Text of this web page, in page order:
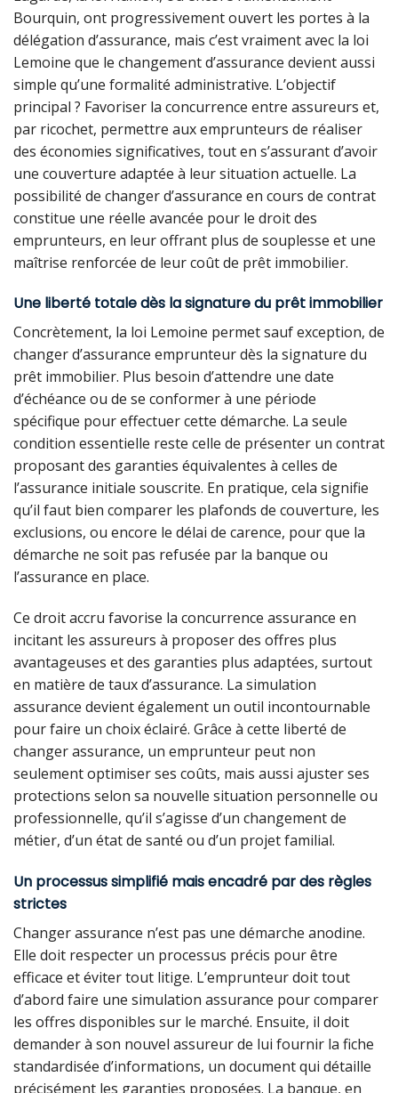
Bourquin, ont progressivement ouvert les portes à la
délégation d’assurance, mais c’est vraiment avec la loi
Lemoine que le changement d’assurance devient aussi
simple qu’une formalité administrative. L’objectif
principal ? Favoriser la concurrence entre assureurs et,
par ricochet, permettre aux emprunteurs de réaliser
des économies significatives, tout en s’assurant d’avoir
une couverture adaptée à leur situation actuelle. La
possibilité de changer d’assurance en cours de contrat
constitue une réelle avancée pour le droit des
emprunteurs, en leur offrant plus de souplesse et une
maîtrise renforcée de leur coût de prêt immobilier.
Une liberté totale dès la signature du prêt immobilier
Concrètement, la loi Lemoine permet sauf exception, de
changer d’assurance emprunteur dès la signature du
prêt immobilier. Plus besoin d’attendre une date
d’échéance ou de se conformer à une période
spécifique pour effectuer cette démarche. La seule
condition essentielle reste celle de présenter un contrat
proposant des garanties équivalentes à celles de
l’assurance initiale souscrite. En pratique, cela signifie
qu’il faut bien comparer les plafonds de couverture, les
exclusions, ou encore le délai de carence, pour que la
démarche ne soit pas refusée par la banque ou
l’assurance en place.
Ce droit accru favorise la concurrence assurance en
incitant les assureurs à proposer des offres plus
avantageuses et des garanties plus adaptées, surtout
en matière de taux d’assurance. La simulation
assurance devient également un outil incontournable
pour faire un choix éclairé. Grâce à cette liberté de
changer assurance, un emprunteur peut non
seulement optimiser ses coûts, mais aussi ajuster ses
protections selon sa nouvelle situation personnelle ou
professionnelle, qu’il s’agisse d’un changement de
métier, d’un état de santé ou d’un projet familial.
Un processus simplifié mais encadré par des règles
strictes
Changer assurance n’est pas une démarche anodine.
Elle doit respecter un processus précis pour être
efficace et éviter tout litige. L’emprunteur doit tout
d’abord faire une simulation assurance pour comparer
les offres disponibles sur le marché. Ensuite, il doit
demander à son nouvel assureur de lui fournir la fiche
standardisée d’informations, un document qui détaille
précisément les garanties proposées. La banque, en